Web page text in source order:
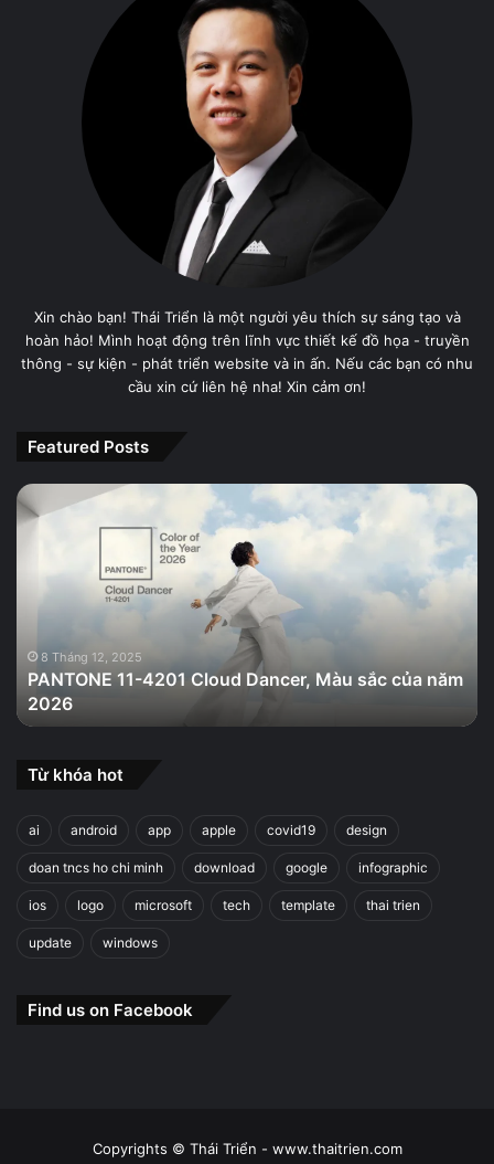
Xin chào bạn! Thái Triển là một người yêu thích sự sáng tạo và
hoàn hảo! Mình hoạt động trên lĩnh vực thiết kế đồ họa - truyền
thông - sự kiện - phát triển website và in ấn. Nếu các bạn có nhu
cầu xin cứ liên hệ nha! Xin cảm ơn!
Featured Posts
PANTONE
11-
Màu
của
năm
2026
8 Tháng 12, 2025
PANTONE 11-4201 Cloud Dancer, Màu sắc của năm
2026
Từ khóa hot
ai android app apple covid19 design
doan tncs ho chi minh download google infographic
ios logo microsoft tech template thai trien
update windows
Find us on Facebook
Copyrights © Thái Triển - www.thaitrien.com